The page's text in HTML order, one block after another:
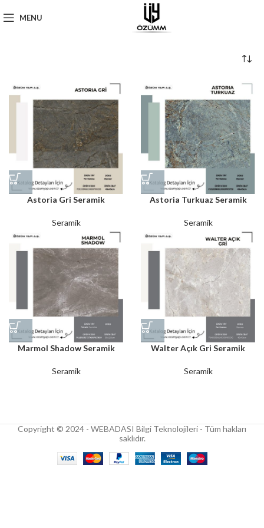
MENU
Astoria Gri Seramik
Seramik
Astoria Turkuaz Seramik
Seramik
Marmol Shadow Seramik
Seramik
Walter Açık Gri Seramik
Seramik
Copyright © 2024 - WEBADASI Bilgi Teknolojileri - Tüm hakları
saklıdır.